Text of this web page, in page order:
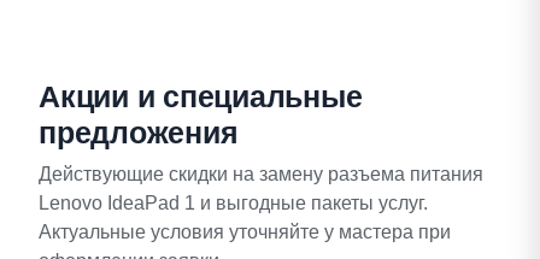
Акции и специальные
предложения
Действующие скидки на замену разъема питания
Lenovo IdeaPad 1 и выгодные пакеты услуг.
Актуальные условия уточняйте у мастера при